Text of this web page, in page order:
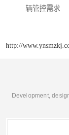
辆管控需求
http://
Development,